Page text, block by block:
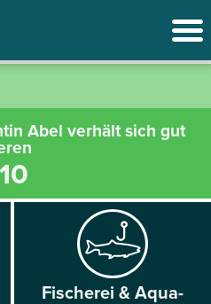
Abel verhält sich gut
Fischerei & Aqua­